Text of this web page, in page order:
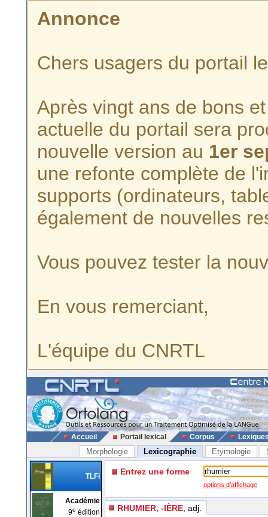
Annonce
Chers usagers du portail
Après vingt ans de bons
actuelle du portail sera
nouvelle version au 1er
une refonte complète de
supports (ordinateurs,
également de nouvelles
Vous pouvez tester la
En vous remerciant,
L'équipe du CNRTL
Accueil Portail lexical Corpus
Morphologie Lexicographie Etymologie
TLFi
Académie
9e édition
Entrez une forme
options d'affichage
RHUMIER, -IÈRE , adj.